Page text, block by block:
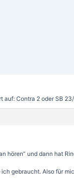
auf: Contra 2 oder SB
hören” und dann hat
gebraucht. Also für